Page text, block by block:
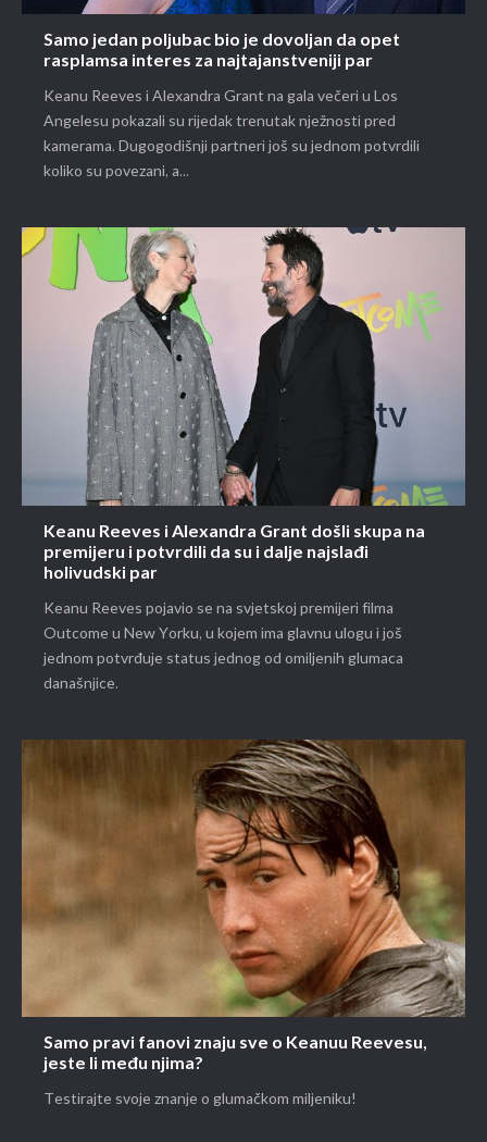
Samo jedan poljubac bio je dovoljan da opet
rasplamsa interes za najtajanstveniji par
Keanu Reeves i Alexandra Grant na gala večeri u Los
Angelesu pokazali su rijedak trenutak nježnosti pred
kamerama. Dugogodišnji partneri još su jednom potvrdili
koliko su povezani, a...
Keanu Reeves i Alexandra Grant došli skupa na
premijeru i potvrdili da su i dalje najslađi
holivudski par
Keanu Reeves pojavio se na svjetskoj premijeri filma
Outcome u New Yorku, u kojem ima glavnu ulogu i još
jednom potvrđuje status jednog od omiljenih glumaca
današnjice.
Samo pravi fanovi znaju sve o Keanuu Reevesu,
jeste li među njima?
Testirajte svoje znanje o glumačkom miljeniku!